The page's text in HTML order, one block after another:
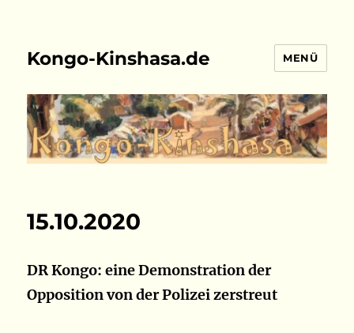
Kongo-Kinshasa.de MENÜ
15.10.2020
DR Kongo: eine Demonstration der
Opposition von der Polizei zerstreut